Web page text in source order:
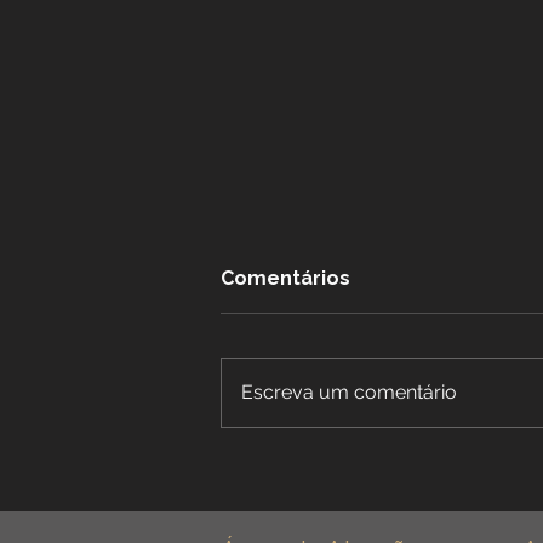
Especial para Cirurgião
Comentários
Escreva um comentário